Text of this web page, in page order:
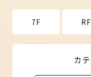
7F RF
カ